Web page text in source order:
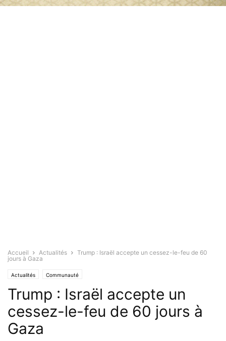
Accueil Actualités
Trump : Israël accepte un cessez-le-feu de 60
jours à Gaza
Actualités Communauté
Trump : Israël accepte un
cessez-le-feu de 60 jours à
Gaza